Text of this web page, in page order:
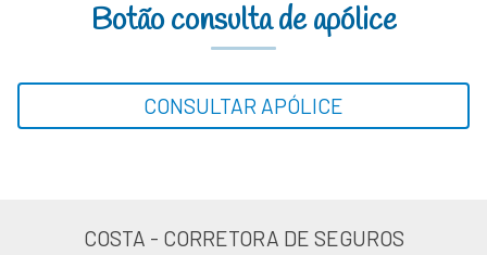
Botão consulta de apólice
CONSULTAR APÓLICE
COSTA - CORRETORA DE SEGUROS